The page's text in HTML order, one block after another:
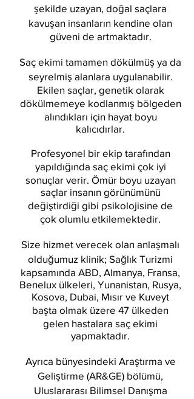
şekilde uzayan, doğal saçlara
kavuşan insanların kendine olan
güveni de artmaktadır.
Saç ekimi tamamen dökülmüş ya da
seyrelmiş alanlara uygulanabilir.
Ekilen saçlar, genetik olarak
dökülmemeye kodlanmış bölgeden
alındıkları için hayat boyu
kalıcıdırlar.
Profesyonel bir ekip tarafından
yapıldığında saç ekimi çok iyi
sonuçlar verir. Ömür boyu uzayan
saçlar insanın görünümünü
değiştirdiği gibi psikolojisine de
çok olumlu etkilemektedir.
Size hizmet verecek olan anlaşmalı
olduğumuz klinik; Sağlık Turizmi
kapsamında ABD, Almanya, Fransa,
Benelux ülkeleri, Yunanistan, Rusya,
Kosova, Dubai, Mısır ve Kuveyt
başta olmak üzere 47 ülkeden
gelen hastalara saç ekimi
yapmaktadır.
Ayrıca bünyesindeki Araştırma ve
Geliştirme (AR&GE) bölümü,
Uluslararası Bilimsel Danışma